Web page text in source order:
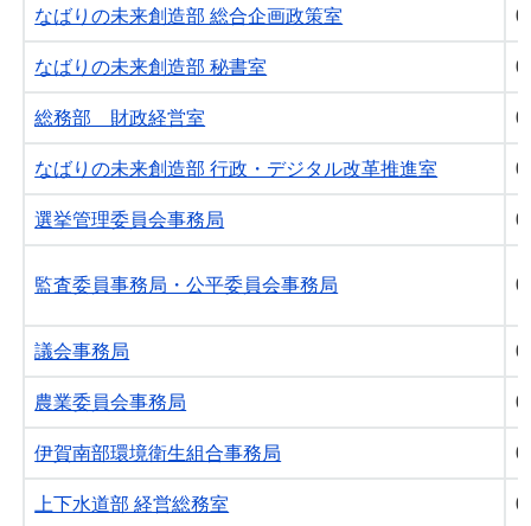
なばりの未来創造部 総合企画政策室
なばりの未来創造部 秘書室
総務部 財政経営室
なばりの未来創造部 行政・デジタル改革推進室
選挙管理委員会事務局
監査委員事務局・公平委員会事務局
議会事務局
農業委員会事務局
伊賀南部環境衛生組合事務局
上下水道部 経営総務室